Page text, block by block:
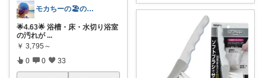
モカちーの🏖️のんびりライフ🐈✨
🌟4.63🌟 浴槽・床・水切り浴室
の汚れが ...
￥ 3,795～
0 0 33